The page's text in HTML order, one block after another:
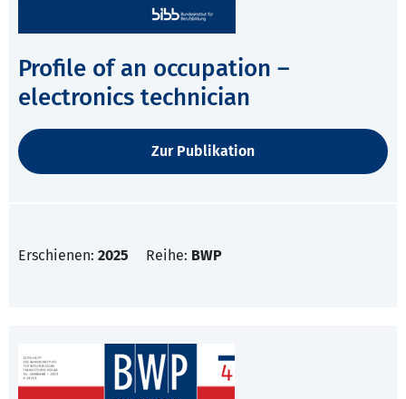
Profile of an occupation –
electronics technician
Zur Publikation
Erschienen: 2025 Reihe: BWP